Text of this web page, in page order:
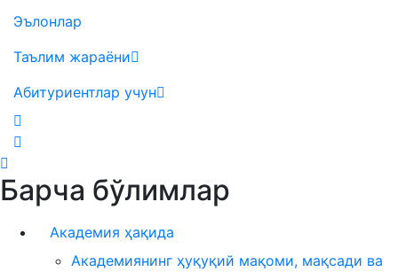
Эълонлар
Таълим жараёни
Абитуриентлар учун
Барча бўлимлар
Академия ҳақида
Академиянинг ҳуқуқий мақоми, мақсади ва